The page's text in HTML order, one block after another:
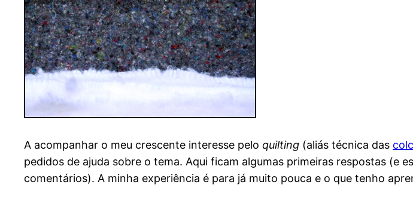
A acompanhar o meu crescente interesse pelo quilting (aliás técnica das
pedidos de ajuda sobre o tema. Aqui ficam algumas primeiras respostas (e
comentários). A minha experiência é para já muito pouca e o que tenho